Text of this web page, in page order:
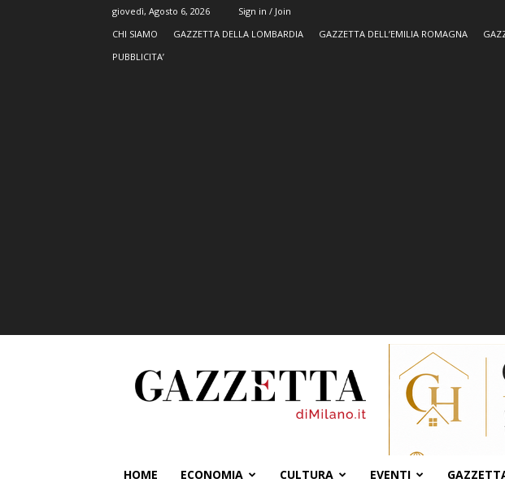
giovedì, Agosto 6, 2026
Sign in / Join
CHI SIAMO
GAZZETTA DELLA LOMBARDIA GAZZETTA DELL’EMILIA ROMAGNA
PUBBLICITA’
HOME ECONOMIA CULTURA EVENTI